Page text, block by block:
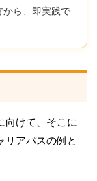
から、即実践で
向けて、そこに
リアパスの例と